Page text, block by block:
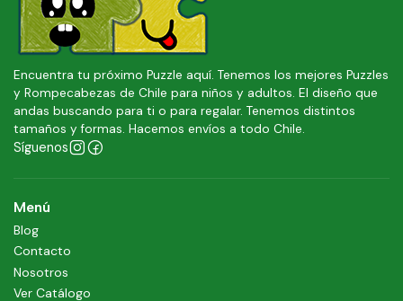
Encuentra tu próximo Puzzle aquí. Tenemos los mejores Puzzles
y Rompecabezas de Chile para niños y adultos. El diseño que
andas buscando para ti o para regalar. Tenemos distintos
tamaños y formas. Hacemos envíos a todo Chile.
Síguenos
Menú
Blog
Contacto
Nosotros
Ver Catálogo